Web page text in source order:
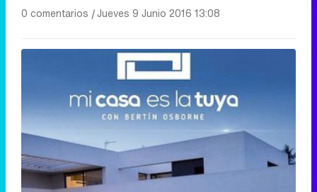
0 comentarios |Jueves 9 Junio 2016 13:08